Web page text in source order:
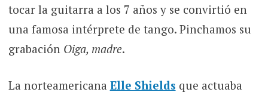
tocar la guitarra a los 7 años y se convirtió en
una famosa intérprete de tango. Pinchamos su
grabación Oiga, madre.
La norteamericana Elle Shields que actuaba